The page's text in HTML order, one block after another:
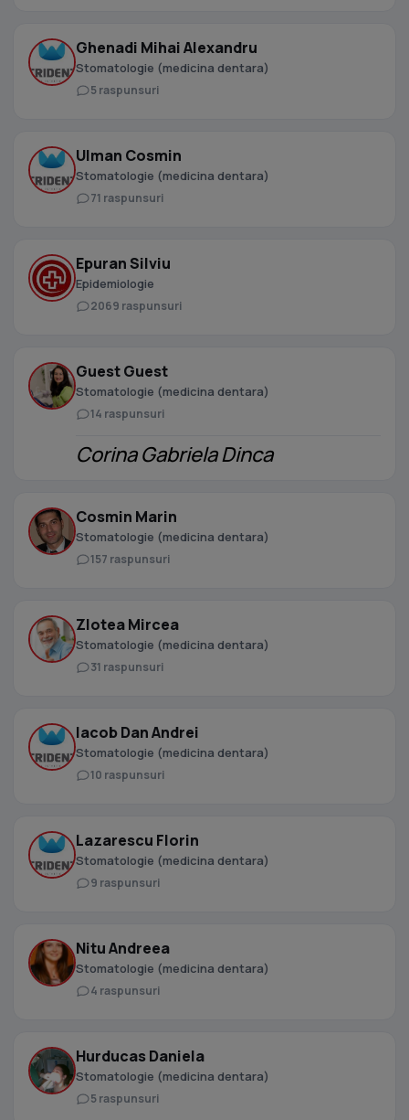
Ghenadi Mihai Alexandru
Stomatologie (medicina dentara)
5 raspunsuri
Ulman Cosmin
Stomatologie (medicina dentara)
71 raspunsuri
Epuran Silviu
Epidemiologie
2069 raspunsuri
Guest Guest
Stomatologie (medicina dentara)
14 raspunsuri
Corina Gabriela Dinca
Cosmin Marin
Stomatologie (medicina dentara)
157 raspunsuri
Zlotea Mircea
Stomatologie (medicina dentara)
31 raspunsuri
Iacob Dan Andrei
Stomatologie (medicina dentara)
10 raspunsuri
Lazarescu Florin
Stomatologie (medicina dentara)
9 raspunsuri
Nitu Andreea
Stomatologie (medicina dentara)
4 raspunsuri
Hurducas Daniela
Stomatologie (medicina dentara)
5 raspunsuri